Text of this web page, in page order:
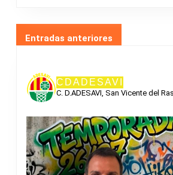
NAVEGACIÓN
ENTRADAS
Entradas anteriores
CDADESAVI
C. D.ADESAVI, San Vicente del